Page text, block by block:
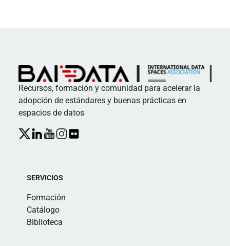
Recursos, formación y comunidad para acelerar la
adopción de estándares y buenas prácticas en
espacios de datos
SERVICIOS
Formación
Catálogo
Biblioteca